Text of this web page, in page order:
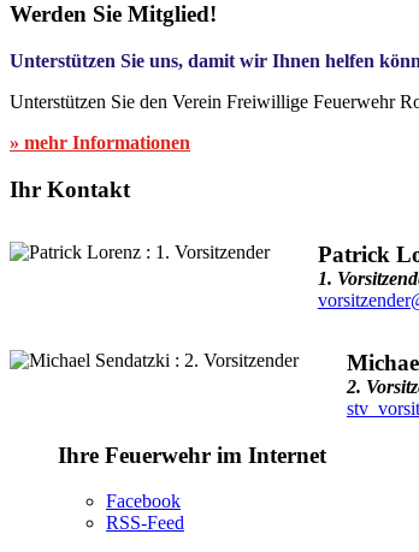
Werden Sie Mitglied!
Unterstützen Sie uns, damit wir Ihnen helfen
Unterstützen Sie den Verein Freiwillige Feuerwehr
» mehr Informationen
Ihr Kontakt
Patrick
1.
2.
Ihre Feuerwehr im Internet
Facebook
RSS-Feed